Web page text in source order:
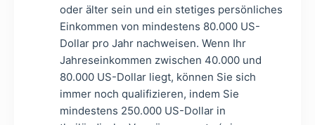
oder älter sein und ein stetiges persönliches
Einkommen von mindestens 80.000 US-
Dollar pro Jahr nachweisen. Wenn Ihr
Jahreseinkommen zwischen 40.000 und
80.000 US-Dollar liegt, können Sie sich
immer noch qualifizieren, indem Sie
mindestens 250.000 US-Dollar in